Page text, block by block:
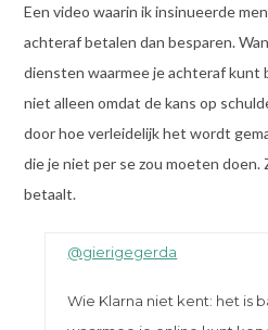
Een video waarin ik insinueerde
achteraf betalen dan besparen.
diensten waarmee je achteraf kunt
niet alleen omdat de kans op
door hoe verleidelijk het wordt
die je niet per se zou moeten doen.
betaalt.
@gierigegerda
Wie Klarna niet kent: het is